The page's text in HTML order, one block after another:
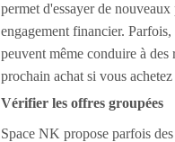
permet d'essayer de nouveaux
engagement financier.
peuvent même conduire à des
prochain achat si vous
Vérifier les offres groupées
Space NK propose parfois des